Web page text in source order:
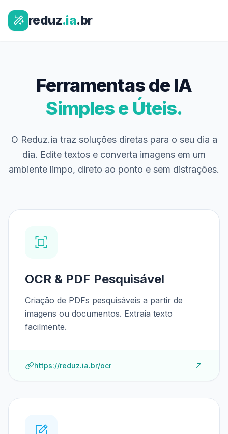
reduz.ia.br
Ferramentas de IA
Simples e Úteis.
O Reduz.ia traz soluções diretas para o seu dia a
dia. Edite textos e converta imagens em um
ambiente limpo, direto ao ponto e sem distrações.
OCR & PDF Pesquisável
Criação de PDFs pesquisáveis a partir de
imagens ou documentos. Extraia texto
facilmente.
https://reduz.ia.br/ocr